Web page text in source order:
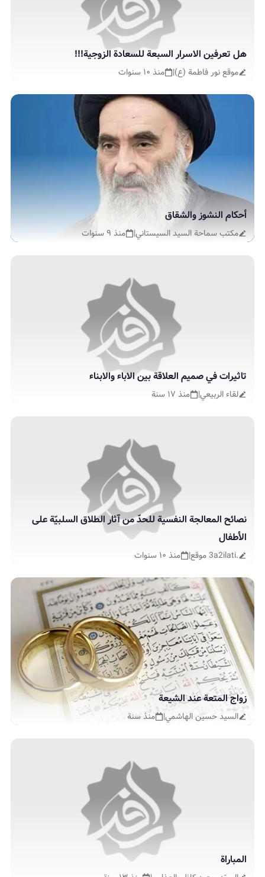
هل تعرفين الاسرار السبعة للسعادة الزوجية!!!
موقع نور فاطمة (ع)| منذ ١٠ سنوات
أحكام النشوز والشقاق
مكتب سماحة السيد السيستاني| منذ ٩ سنوات
تاثيرات في صميم العلاقة بين الاباء والابناء
لقاء الربيعي| منذ ١٧ سنة
نصائح المعالجة النفسية للحدّ من آثار الطلاق السلبيّة على
الأطفال
.3a2ilati موقع | منذ ١٠ سنوات
زواج المتعة عند الشيعة
السيد حسين الهاشمي| منذ سنة
المباراة